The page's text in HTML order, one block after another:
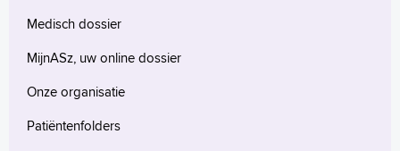
Medisch dossier
MijnASz, uw online dossier
Onze organisatie
Patiëntenfolders